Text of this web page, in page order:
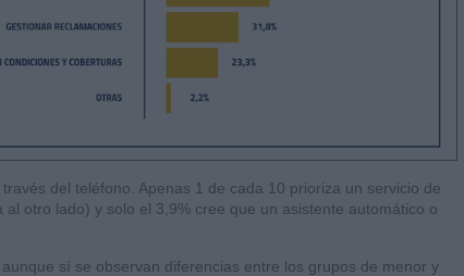
del teléfono. Apenas 1 de cada 10 prioriza un servicio de
otro lado) y solo el 3,9% cree que un asistente automático o
sí se observan diferencias entre los grupos de menor y